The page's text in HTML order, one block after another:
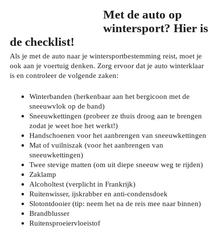
Met de auto op
wintersport? Hier is
de checklist!
Als je met de auto naar je wintersportbestemming reist, moet je
ook aan je voertuig denken. Zorg ervoor dat je auto winterklaar
is en controleer de volgende zaken:
Winterbanden (herkenbaar aan het bergicoon met de
sneeuwvlok op de band)
Sneeuwkettingen (probeer ze thuis droog aan te brengen
zodat je weet hoe het werkt!)
Handschoenen voor het aanbrengen van sneeuwkettingen
Mat of vuilniszak (voor het aanbrengen van
sneeuwkettingen)
Twee stevige matten (om uit diepe sneeuw weg te rijden)
Zaklamp
Alcoholtest (verplicht in Frankrijk)
Ruitenwisser, ijskrabber en anti-condensdoek
Slotontdooier (tip: neem het na de reis mee naar binnen)
Brandblusser
Ruitensproeiervloeistof